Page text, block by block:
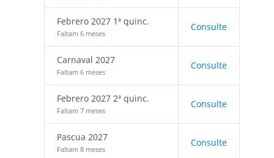
Febrero 2027 1ª quinc.
Faltam 6 meses
Consulte
Carnaval 2027
Faltam 6 meses
Consulte
Febrero 2027 2ª quinc.
Faltam 7 meses
Consulte
Pascua 2027
Faltam 8 meses
Consulte